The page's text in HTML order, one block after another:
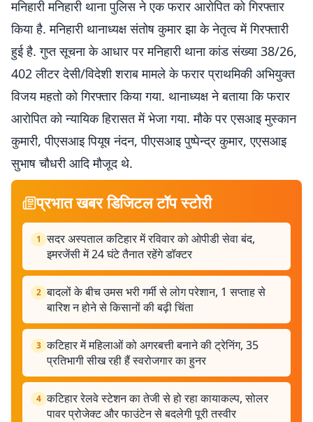
मनिहारी मनिहारी थाना पुलिस ने एक फरार आरोपित को गिरफ्तार
किया है. मनिहारी थानाध्यक्ष संतोष कुमार झा के नेतृत्व में गिरफ्तारी
हुई है. गुप्त सूचना के आधार पर मनिहारी थाना कांड संख्या 38/26,
402 लीटर देसी/विदेशी शराब मामले के फरार प्राथमिकी अभियुक्त
विजय महतो को गिरफ्तार किया गया. थानाध्यक्ष ने बताया कि फरार
आरोपित को न्यायिक हिरासत में भेजा गया. मौके पर एसआइ मुस्कान
कुमारी, पीएसआइ पियूष नंदन, पीएसआइ पुष्पेन्द्र कुमार, एएसआइ
सुभाष चौधरी आदि मौजूद थे.
प्रभात खबर डिजिटल टॉप स्टोरी
1 सदर अस्पताल कटिहार में रविवार को ओपीडी सेवा बंद,
इमरजेंसी में 24 घंटे तैनात रहेंगे डॉक्टर
2 बादलों के बीच उमस भरी गर्मी से लोग परेशान, 1 सप्ताह से
बारिश न होने से किसानों की बढ़ी चिंता
3 कटिहार में महिलाओं को अगरबत्ती बनाने की ट्रेनिंग, 35
प्रतिभागी सीख रही हैं स्वरोजगार का हुनर
4 कटिहार रेलवे स्टेशन का तेजी से हो रहा कायाकल्प, सोलर
पावर प्रोजेक्ट और फाउंटेन से बदलेगी पूरी तस्वीर